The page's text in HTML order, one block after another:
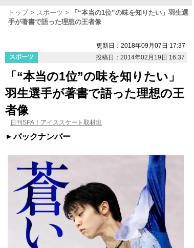
トップ スポーツ
「“本当の1位”の味を知りたい」羽生選
手が著書で語った理想の王者像
更新日：2018年09月07日 17:37
スポーツ
投稿日：2014年02月19日 16:37
「“本当の1位”の味を知りたい」
羽生選手が著書で語った理想の王
者像
日刊SPA！アイススケート取材班
バックナンバー